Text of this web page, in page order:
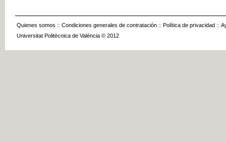
Quienes somos :: Condiciones generales de contratación :: Política de privacidad ::
Universitat Politècnica de València © 2012